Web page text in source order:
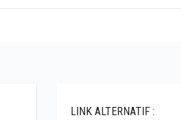
LINK ALTERNATIF :